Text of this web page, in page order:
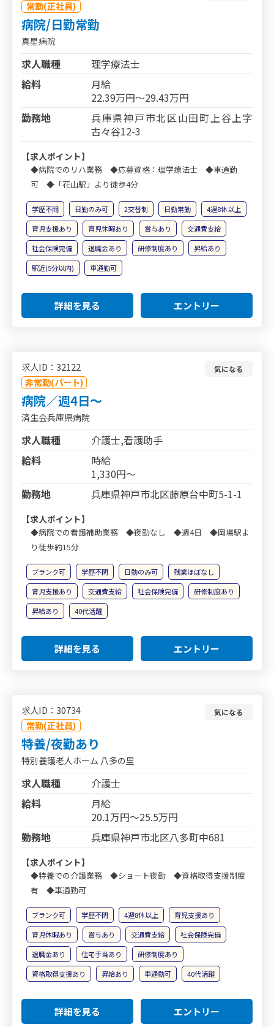
常勤(正社員)
病院/日勤常勤
真星病院
求人職種
理学療法士
給料
月給
22.39万円～29.43万円
勤務地
兵庫県神戸市北区山田町上谷上字
古々谷12-3
【求人ポイント】
◆病院でのリハ業務 ◆応募資格：理学療法士 ◆車通勤
可 ◆「花山駅」より徒歩4分
学歴不問 日勤のみ可 2交替制 日勤常勤
4週8休以上
育児支援あり
育児休暇あり 賞与あり
交通費支給
社会保険完備
退職金あり 研修制度あり
昇給あり
駅近(5分以内)
車通勤可
詳細を見る エントリー
求人ID：32122
非常勤(パート)
気になる
病院／週4日～
済生会兵庫県病院
求人職種
介護士,看護助手
給料
時給
1,330円～
勤務地
兵庫県神戸市北区藤原台中町5-1-1
【求人ポイント】
◆病院での看護補助業務 ◆夜勤なし ◆週4日 ◆岡場駅よ
り徒歩約15分
ブランク可 学歴不問 日勤のみ可
残業ほぼなし
育児支援あり
交通費支給 社会保険完備
研修制度あり
昇給あり
40代活躍
詳細を見る エントリー
求人ID：30734
常勤(正社員)
気になる
特養/夜勤あり
特別養護老人ホーム 八多の里
求人職種
介護士
給料
月給
20.1万円～25.5万円
勤務地
兵庫県神戸市北区八多町中681
【求人ポイント】
◆特養での介護業務 ◆ショート夜勤 ◆資格取得支援制度
有 ◆車通勤可
ブランク可 学歴不問 4週8休以上
育児支援あり
育児休暇あり
賞与あり 交通費支給
社会保険完備
退職金あり
住宅手当あり
研修制度あり
資格取得支援あり
昇給あり 車通勤可 40代活躍
詳細を見る エントリー